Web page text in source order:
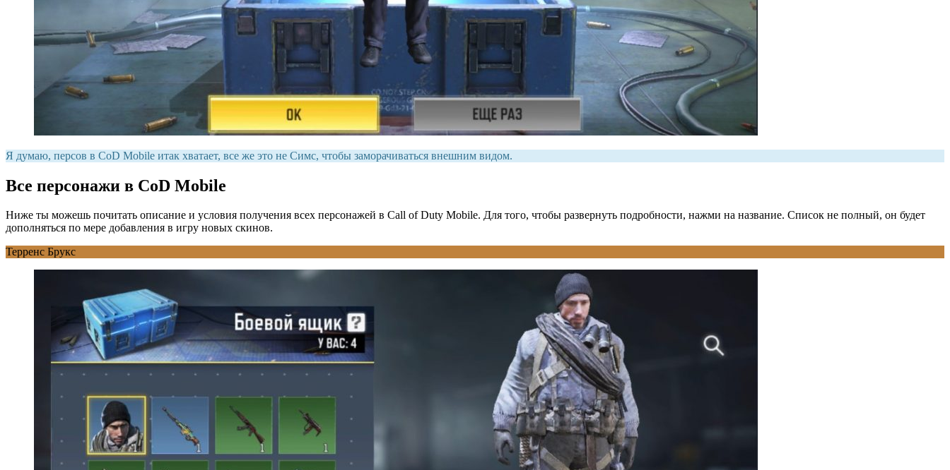
Я думаю, персов в CoD Mobile итак хватает, все же это не Симс, чтобы заморачиваться внешним видом.
Все персонажи в CoD Mobile
Ниже ты можешь почитать описание и условия получения всех персонажей в Call of Duty Mobile. Для того, чтобы развернуть подробности, нажми на название. Список не полный, он будет
дополняться по мере добавления в игру новых скинов.
Терренс Брукс